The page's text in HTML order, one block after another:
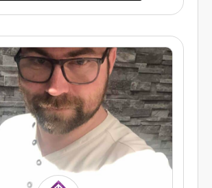
attentifs aux enjeux
et à l’écoute de nos
clients.